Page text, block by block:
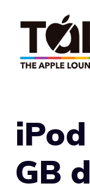
contenuto
GB